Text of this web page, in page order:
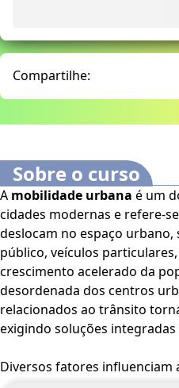
Compartilhe:
Sobre o curso
A mobilidade urbana é um
cidades modernas e refere-
deslocam no espaço
público, veículos
crescimento acelerado da
desordenada dos centros
relacionados ao trânsito
exigindo soluções integradas
Diversos fatores influenciam